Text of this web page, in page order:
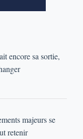
encore sa sortie,
majeurs se
retenir